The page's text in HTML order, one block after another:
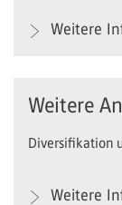
Weitere
Weitere
Diversifikation
Weitere